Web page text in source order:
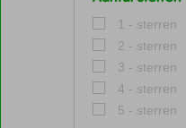
1 - sterren
2 - sterren
3 - sterren
4 - sterren
5 - sterren